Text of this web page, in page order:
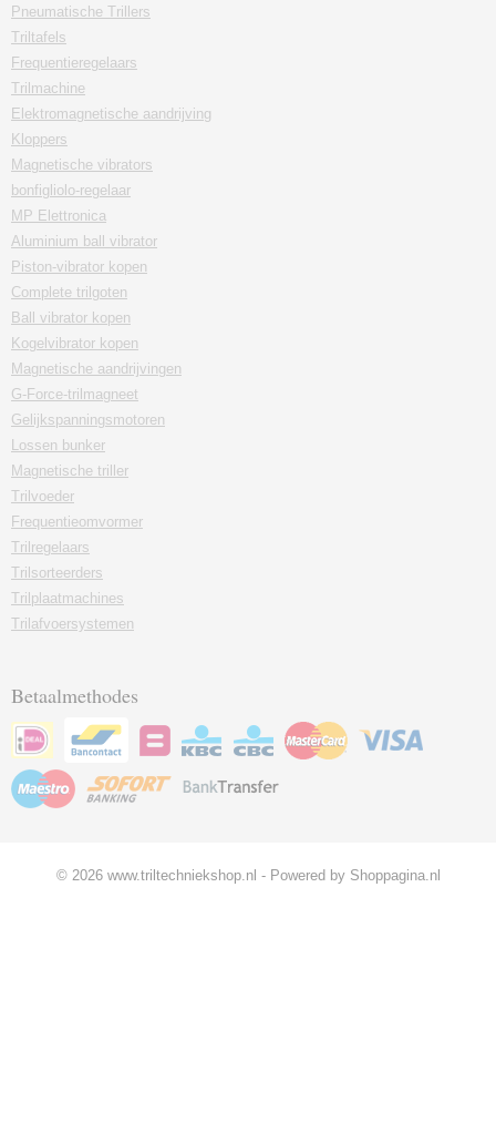
Pneumatische Trillers
Triltafels
Frequentieregelaars
Trilmachine
Elektromagnetische aandrijving
Kloppers
Magnetische vibrators
bonfigliolo-regelaar
MP Elettronica
Aluminium ball vibrator
Piston-vibrator kopen
Complete trilgoten
Ball vibrator kopen
Kogelvibrator kopen
Magnetische aandrijvingen
G-Force-trilmagneet
Gelijkspanningsmotoren
Lossen bunker
Magnetische triller
Trilvoeder
Frequentieomvormer
Trilregelaars
Trilsorteerders
Trilplaatmachines
Trilafvoersystemen
Betaalmethodes
© 2026 www.triltechniekshop.nl - Powered by Shoppagina.nl